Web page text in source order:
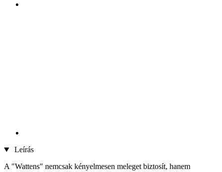
Leírás
A "Wattens" nemcsak kényelmesen meleget biztosít, hanem